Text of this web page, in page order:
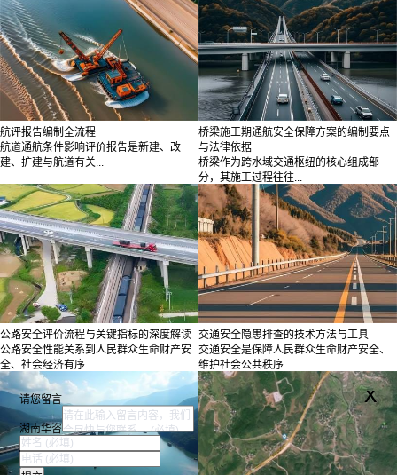
航评报告编制全流程
航道通航条件影响评价报告是新建、改
建、扩建与航道有关...
桥梁施工期通航安全保障方案的编制要点
与法律依据
桥梁作为跨水域交通枢纽的核心组成部
分，其施工过程往往...
公路安全评价流程与关键指标的深度解读
公路安全性能关系到人民群众生命财产安
全、社会经济有序...
交通安全隐患排查的技术方法与工具
交通安全是保障人民群众生命财产安全、
维护社会公共秩序...
请您留言 x
湖南华咨